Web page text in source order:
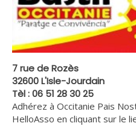
7 rue de Rozès
32600 L'Isle-Jourdain
Tèl : 06 51 28 30 25
Adhérez à Occitanie Pais
HelloAsso en cliquant sur le